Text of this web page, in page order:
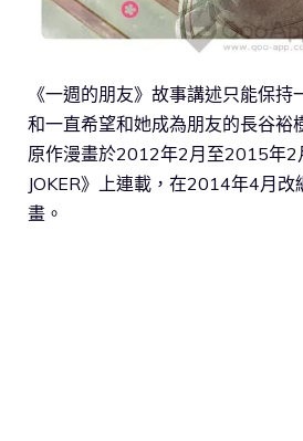
《一週的朋友》故事講述只能保
和一直希望和她成為朋友的長谷裕
原作漫畫於2012年2月至2015年2
JOKER》上連載，在2014年4月
畫。